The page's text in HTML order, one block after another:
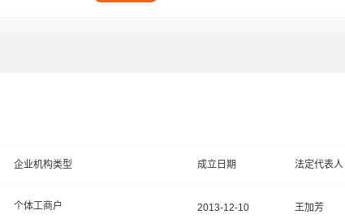
企业机构类型 成立日期 法定代表人
个体工商户 2013-12-10 王加芳